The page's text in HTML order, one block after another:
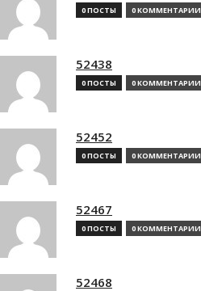
0 ПОСТЫ 0 КОММЕНТАРИИ
52438
0 ПОСТЫ 0 КОММЕНТАРИИ
52452
0 ПОСТЫ 0 КОММЕНТАРИИ
52467
0 ПОСТЫ 0 КОММЕНТАРИИ
52468